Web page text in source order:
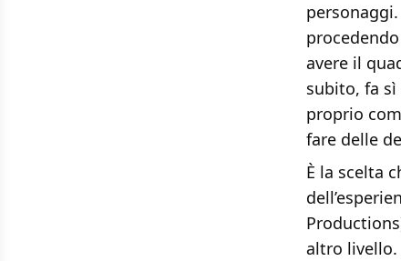
avere il
subito, fa
proprio
fare delle
È la scelta
altro livello.